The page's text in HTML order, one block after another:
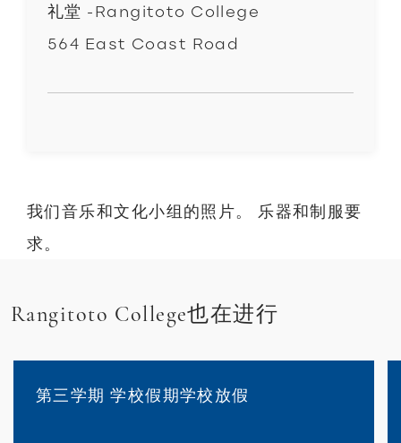
我们音乐和文化小组的照片。 乐器和制服要
求。
礼堂 -Rangitoto College
564 East Coast Road
Rangitoto College也在进行
第三学期 学校假期学校放假